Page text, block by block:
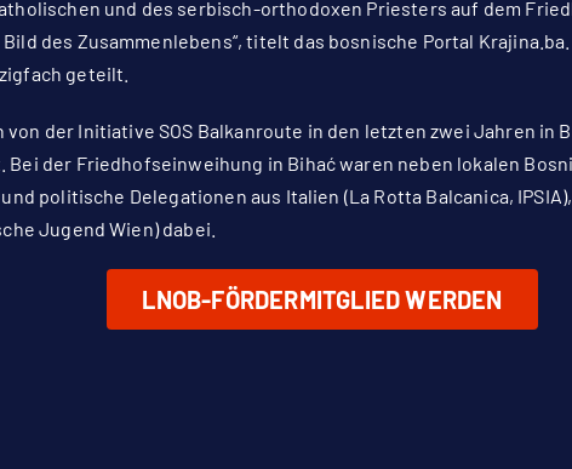
und des serbisch-orthodoxen Priesters auf dem
des Zusammenlebens“, titelt das bosnische Portal
geteilt.
von der Initiative SOS Balkanroute in den letzten zwei Jahren in
der Friedhofseinweihung in Bihać waren neben lokalen
politische Delegationen aus Italien (La Rotta Balcanica,
Jugend Wien) dabei.
LNOB-FÖRDERMITGLIED WERDEN